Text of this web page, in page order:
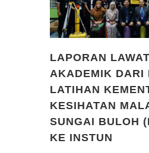
LAPORAN
AKADEMIK DARI
LATIHAN
KESIHATAN
SUNGAI BULOH
KE INSTUN